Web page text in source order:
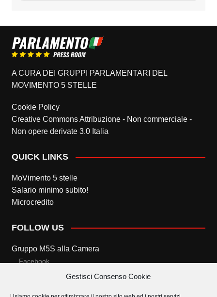
Gestisci Consenso Cookie
A CURA DEI GRUPPI PARLAMENTARI DEL
MOVIMENTO 5 STELLE
Cookie Policy
Creative Commons Attribuzione - Non commerciale -
Non opere derivate 3.0 Italia
QUICK LINKS
MoVimento 5 stelle
Salario minimo subito!
Microcredito
FOLLOW US
Gruppo M5S alla Camera
Facebook